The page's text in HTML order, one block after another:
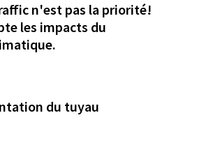
n'est pas la priorité!
les impacts du
du tuyau